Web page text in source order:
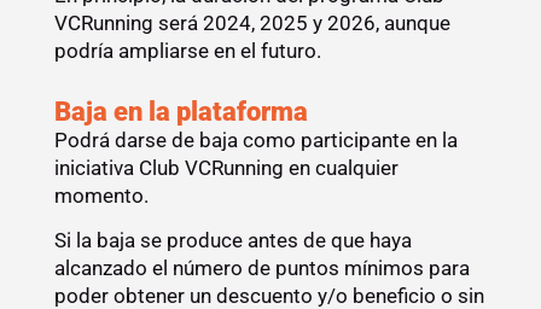
VCRunning será 2024, 2025 y 2026, aunque
podría ampliarse en el futuro.
Baja en la plataforma
Podrá darse de baja como participante en la
iniciativa Club VCRunning en cualquier
momento.
Si la baja se produce antes de que haya
alcanzado el número de puntos mínimos para
poder obtener un descuento y/o beneficio o sin